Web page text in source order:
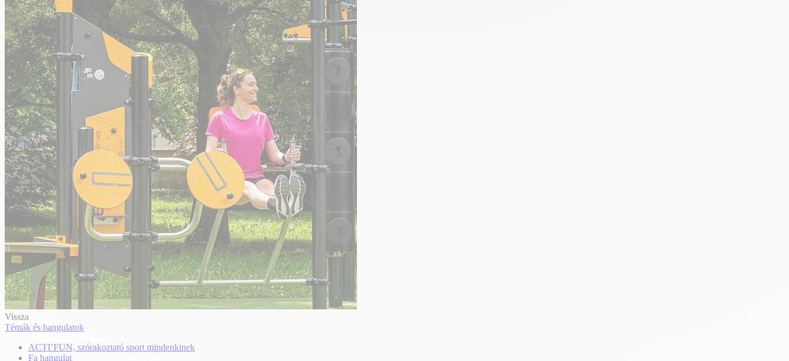
Vissza
Témák és hangulatok
ACTI’FUN, szórakoztató sport mindenkinek
Fa hangulat